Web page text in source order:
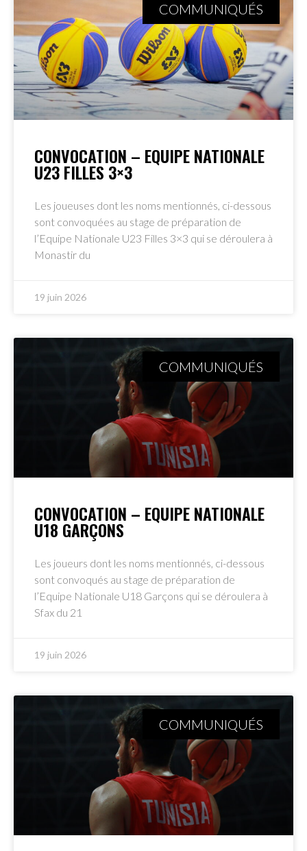
COMMUNIQUÉS
CONVOCATION – EQUIPE NATIONALE
U23 FILLES 3×3
Les joueuses dont les noms mentionnés, ci-dessous
sont convoquées au stage de préparation de
l’Equipe Nationale U23 Filles 3×3 qui se déroulera à
Monastir du
19 juin 2026
COMMUNIQUÉS
CONVOCATION – EQUIPE NATIONALE
U18 GARÇONS
Les joueurs dont les noms mentionnés, ci-dessous
sont convoqués au stage de préparation de
l’Equipe Nationale U18 Garçons qui se déroulera à
Sfax du 21
19 juin 2026
COMMUNIQUÉS